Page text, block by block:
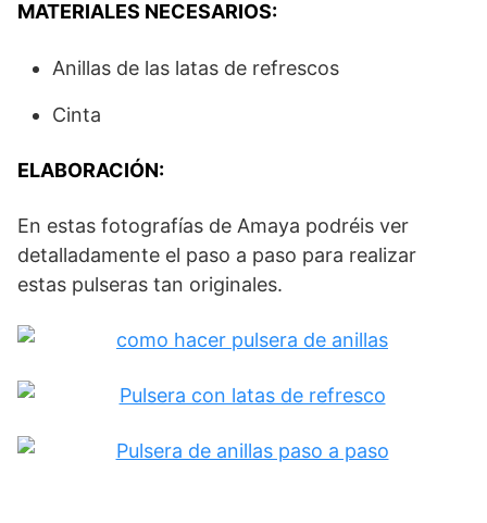
MATERIALES NECESARIOS:
Anillas de las latas de refrescos
Cinta
ELABORACIÓN:
En estas fotografías de Amaya podréis ver
detalladamente el paso a paso para realizar
estas pulseras tan originales.